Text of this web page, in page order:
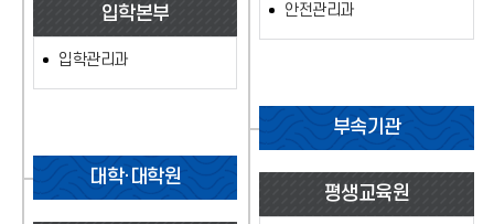
입학본부
입학관리과
대학·대학원
안전관리과
부속기관
평생교육원